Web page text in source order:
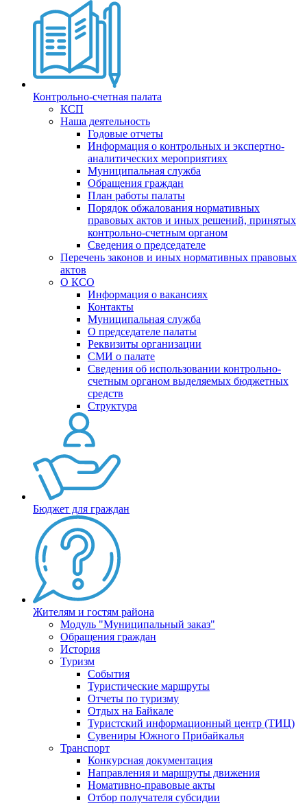
Контрольно-счетная палата
КСП
Наша деятельность
Годовые отчеты
Информация о контрольных и экспертно-
аналитических мероприятиях
Муниципальная служба
Обращения граждан
План работы палаты
Порядок обжалования нормативных
правовых актов и иных решений, принятых
контрольно-счетным органом
Сведения о председателе
Перечень законов и иных нормативных правовых
актов
О КСО
Информация о вакансиях
Контакты
Муниципальная служба
О председателе палаты
Реквизиты организации
СМИ о палате
Сведения об использовании контрольно-
счетным органом выделяемых бюджетных
средств
Структура
Бюджет для граждан
Жителям и гостям района
Модуль "Муниципальный заказ"
Обращения граждан
История
Туризм
События
Туристические маршруты
Отчеты по туризму
Отдых на Байкале
Туристский информационный центр (ТИЦ)
Сувениры Южного Прибайкалья
Транспорт
Конкурсная документация
Направления и маршруты движения
Номативно-правовые акты
Отбор получателя субсидии